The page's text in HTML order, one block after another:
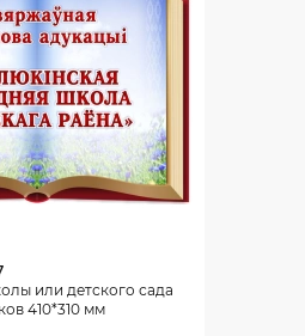
или детского сада
410*310 мм